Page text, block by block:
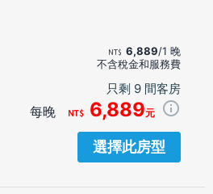
6,889/1 晚
不含稅金和服務費
只剩 9 間客房
每晚 6,889元
選擇此房型